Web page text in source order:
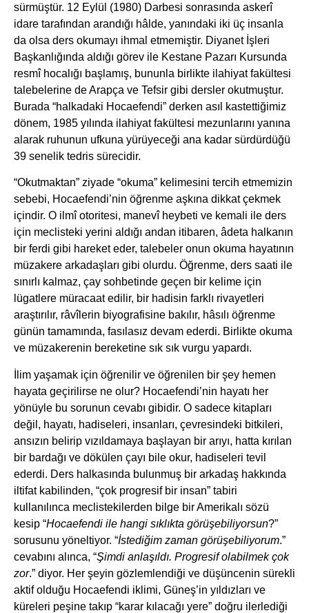
sürmüştür. 12 Eylül (1980) Darbesi sonrasında askerî
idare tarafından arandığı hâlde, yanındaki iki üç insanla
da olsa ders okumayı ihmal etmemiştir. Diyanet İşleri
Başkanlığında aldığı görev ile Kestane Pazarı Kursunda
resmî hocalığı başlamış, bununla birlikte ilahiyat fakültesi
talebelerine de Arapça ve Tefsir gibi dersler okutmuştur.
Burada “halkadaki Hocaefendi” derken asıl kastettiğimiz
dönem, 1985 yılında ilahiyat fakültesi mezunlarını yanına
alarak ruhunun ufkuna yürüyeceği ana kadar sürdürdüğü
39 senelik tedris sürecidir.
“Okutmaktan” ziyade “okuma” kelimesini tercih etmemizin
sebebi, Hocaefendi’nin öğrenme aşkına dikkat çekmek
içindir. O ilmî otoritesi, manevî heybeti ve kemali ile ders
için meclisteki yerini aldığı andan itibaren, âdeta halkanın
bir ferdi gibi hareket eder, talebeler onun okuma hayatının
müzakere arkadaşları gibi olurdu. Öğrenme, ders saati ile
sınırlı kalmaz, çay sohbetinde geçen bir kelime için
lügatlere müracaat edilir, bir hadisin farklı rivayetleri
araştırılır, râvîlerin biyografisine bakılır, hâsılı öğrenme
günün tamamında, fasılasız devam ederdi. Birlikte okuma
ve müzakerenin bereketine sık sık vurgu yapardı.
İlim yaşamak için öğrenilir ve öğrenilen bir şey hemen
hayata geçirilirse ne olur? Hocaefendi’nin hayatı her
yönüyle bu sorunun cevabı gibidir. O sadece kitapları
değil, hayatı, hadiseleri, insanları, çevresindeki bitkileri,
ansızın belirip vızıldamaya başlayan bir arıyı, hatta kırılan
bir bardağı ve dökülen çayı bile okur, hadiseleri tevil
ederdi. Ders halkasında bulunmuş bir arkadaş hakkında
iltifat kabilinden, “çok progresif bir insan” tabiri
kullanılınca meclistekilerden bilge bir Amerikalı sözü
kesip “Hocaefendi ile hangi sıklıkta görüşebiliyorsun?”
sorusunu yöneltiyor. “İstediğim zaman görüşebiliyorum.”
cevabını alınca, “Şimdi anlaşıldı. Progresif olabilmek çok
zor.” diyor. Her şeyin gözlemlendiği ve düşüncenin sürekli
aktif olduğu Hocaefendi iklimi, Güneş’in yıldızları ve
küreleri peşine takıp “karar kılacağı yere” doğru ilerlediği